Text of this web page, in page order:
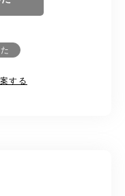
する